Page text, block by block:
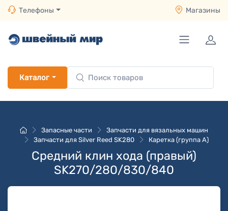
Телефоны Магазины
Каталог
Запасные части
Запчасти для вязальных машин
Запчасти для Silver Reed SK280
Каретка (группа A)
Средний клин хода (правый)
SK270/280/830/840